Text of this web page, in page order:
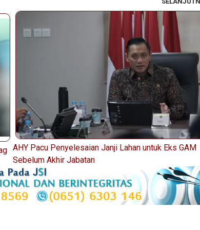
AHY Pacu Penyelesaian Janji Lahan untuk Eks GAM
Sebelum Akhir Jabatan